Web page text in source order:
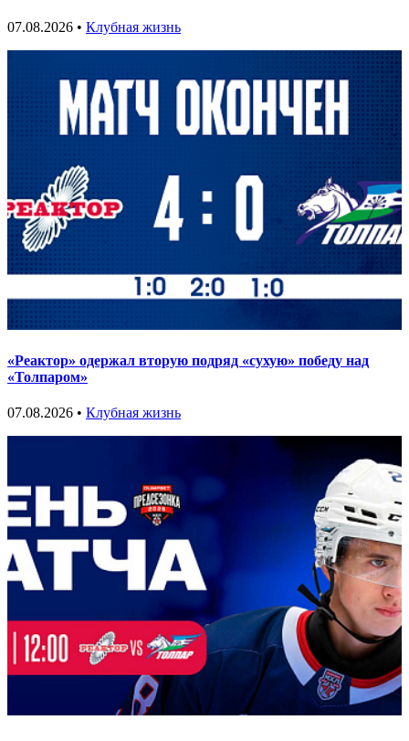
07.08.2026 • Клубная жизнь
«Реактор» одержал вторую подряд «сухую» победу над
«Толпаром»
07.08.2026 • Клубная жизнь